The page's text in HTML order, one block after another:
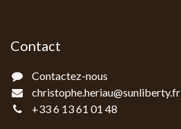
Contact
Contactez-nous
christophe.heriau@sunliberty.fr
+33 6 13 61 01 48‬